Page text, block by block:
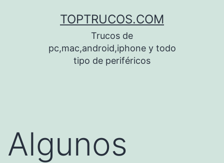
TOPTRUCOS.COM
Trucos de
pc,mac,android,iphone y todo
tipo de periféricos
Algunos